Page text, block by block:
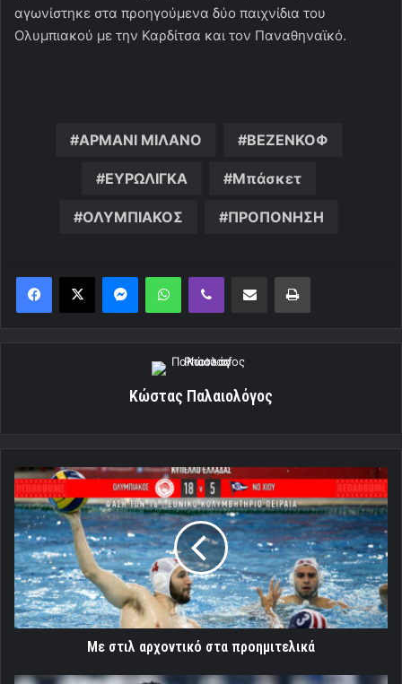
αγωνίστηκε στα προηγούμενα δύο παιχνίδια του
Ολυμπιακού με την Καρδίτσα και τον Παναθηναϊκό.
ΑΡΜΑΝΙ ΜΙΛΑΝΟ ΒΕΖΕΝΚΟΦ
ΕΥΡΩΛΙΓΚΑ Μπάσκετ
ΟΛΥΜΠΙΑΚΟΣ ΠΡΟΠΟΝΗΣΗ
MessengerWhatsAppViber Κοινοποίηση μέσω ηλεκτρονικού ταχυδρομείουΕκτύπωση
Κώστας Παλαιολόγος
Με
στιλ
αρχοντικό
στα
προημιτελικά
Με στιλ αρχοντικό στα προημιτελικά